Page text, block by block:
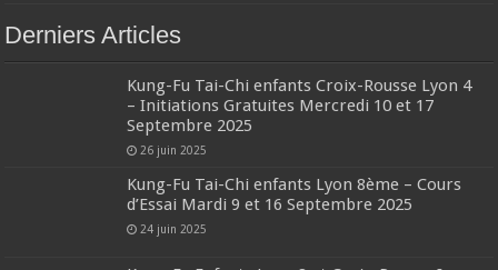
Derniers Articles
Kung-Fu Tai-Chi enfants Croix-Rousse Lyon 4
– Initiations Gratuites Mercredi 10 et 17
Septembre 2025
26 juin 2025
Kung-Fu Tai-Chi enfants Lyon 8ème – Cours
d’Essai Mardi 9 et 16 Septembre 2025
24 juin 2025